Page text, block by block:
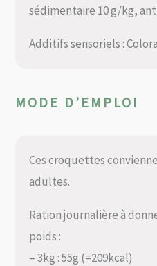
sédimentaire 10 g/kg,
Additifs sensoriels :
MODE D’EMPLOI
Ces croquettes
adultes.
Ration journalière à
poids :
– 3kg : 55g (=209kcal)